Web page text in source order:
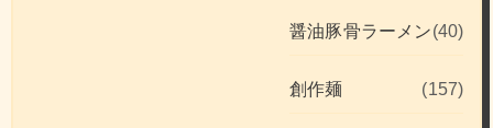
醤油豚骨ラーメン(40)
創作麺 (157)